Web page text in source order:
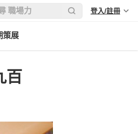
登入/註冊
策展
百